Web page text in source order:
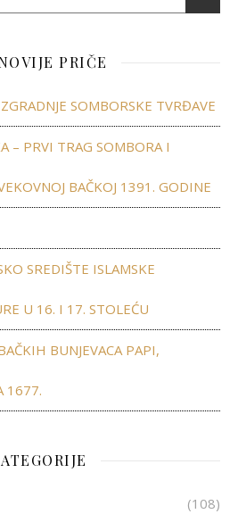
PRIČE
SOMBORSKE TVRĐAVE
– PRVI TRAG SOMBORA I
BAČKOJ 1391. GODINE
SREDIŠTE ISLAMSKE
U 16. I 17. STOLEĆU
BUNJEVACA PAPI,
1677.
(108)